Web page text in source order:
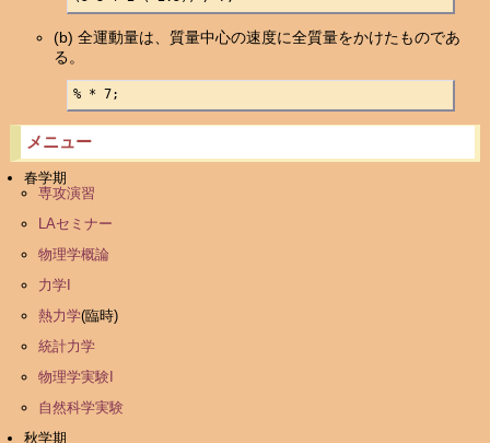
メニュー
春学期
専攻演習
LAセミナー
物理学概論
力学I
熱力学(臨時)
統計力学
物理学実験I
自然科学実験
秋学期
(b) 全運動量は、質量中心の速度に全質量をかけたものであ
る。
% * 7;